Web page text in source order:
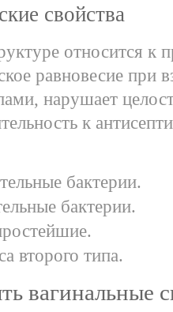
свойства
относится к
равновесие при
нарушает
к
бактерии.
бактерии.
второго типа.
вагинальные